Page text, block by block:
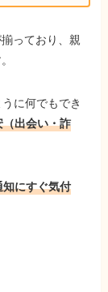
っており、親
に何でもでき
出会い・詐
にすぐ気付